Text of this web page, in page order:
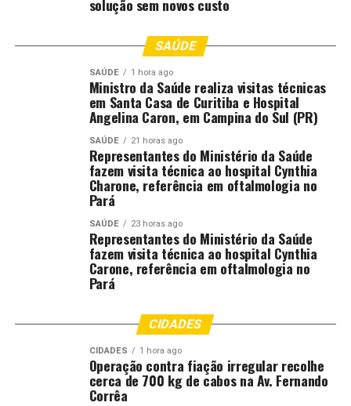
Matrícula para novos alunos nas escolas de Cuiabá
começa dia 5 de janeiro
solução sem novos custo
SAÚDE
SAÚDE 1 hora ago
Ministro da Saúde realiza visitas técnicas
em Santa Casa de Curitiba e Hospital
Angelina Caron, em Campina do Sul (PR)
SAÚDE 21 horas ago
Representantes do Ministério da Saúde
fazem visita técnica ao hospital Cynthia
Charone, referência em oftalmologia no
Pará
SAÚDE 23 horas ago
Representantes do Ministério da Saúde
fazem visita técnica ao hospital Cynthia
Carone, referência em oftalmologia no
Pará
CIDADES
CIDADES 1 hora ago
Operação contra fiação irregular recolhe
cerca de 700 kg de cabos na Av. Fernando
Corrêa